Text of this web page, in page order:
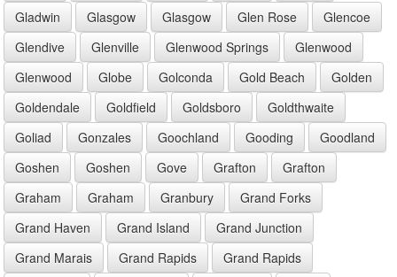
Gladwin
Glasgow Glasgow Glen Rose
Glencoe
Glendive
Glenville Glenwood Springs
Glenwood
Glenwood
Globe Golconda Gold Beach
Golden
Goldendale
Goldfield Goldsboro
Goldthwaite
Goliad
Gonzales Goochland Gooding
Goodland
Goshen
Goshen Gove Grafton
Grafton
Graham
Graham Granbury
Grand Forks
Grand Haven
Grand Island
Grand Junction
Grand Marais
Grand Rapids
Grand Rapids